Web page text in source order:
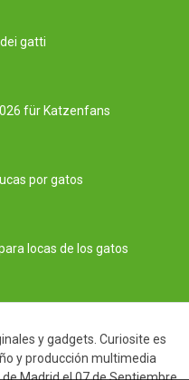
gatti
für Katzenfans
por gatos
locas de los gatos
y gadgets. Curiosite es
y producción multimedia